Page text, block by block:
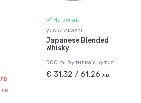
лв.
лв.
На склад
уиски Akashi
Japanese Blended
Whisky
500 ml бутилка с кутия
€ 31.32 / 61.26 лв.